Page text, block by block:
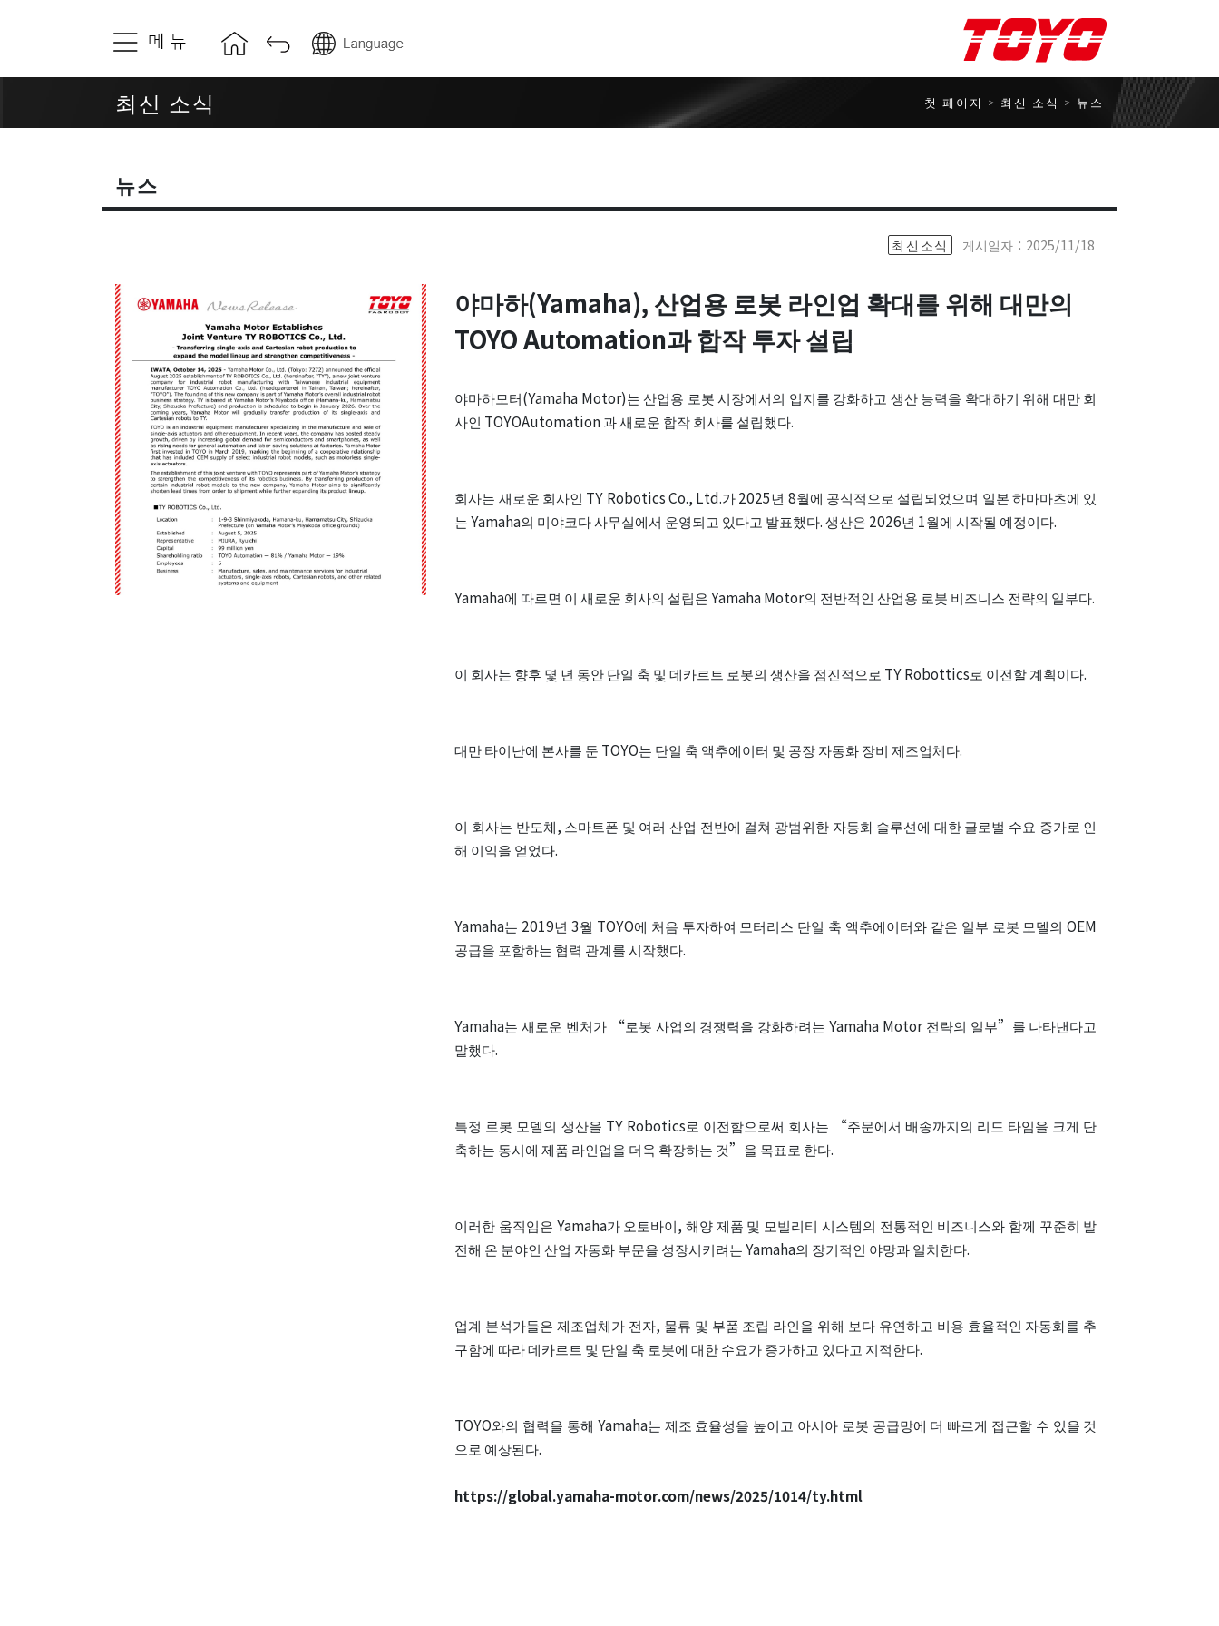
TOYO 에 대하여
회사 연혁
글로벌 거점
뉴스
이벤트 소식
회사 공고
제품 소식
액추에이터 모듈
전동 실린더
리니어모터
나노 에어베어링 스테이지
나노 에어베어링 리니어 스
테이지
초정밀 에어베어링 단축 스
테이지
데스크탑 로봇
컨트롤러
카탈로그
사용 설명서
모델선택
Contact Us
연락처
Toyo Nano System Co.,
ECON ROBOT INC.
토요로보틱스 코리아
최신 소식 첫 페이지 > 최신 소식 > 뉴스
뉴스
최신소식 게시일자：2025/11/18
야마하(Yamaha), 산업용 로봇 라인업 확대를 위해 대만의
TOYO Automation과 합작 투자 설립
야마하모터(Yamaha Motor)는 산업용 로봇 시장에서의 입지를 강화하고 생산 능력을 확대하기 위해 대만 회
사인 TOYOAutomation 과 새로운 합작 회사를 설립했다.
회사는 새로운 회사인 TY Robotics Co., Ltd.가 2025년 8월에 공식적으로 설립되었으며 일본 하마마츠에 있
는 Yamaha의 미야코다 사무실에서 운영되고 있다고 발표했다. 생산은 2026년 1월에 시작될 예정이다.
Yamaha에 따르면 이 새로운 회사의 설립은 Yamaha Motor의 전반적인 산업용 로봇 비즈니스 전략의 일부다.
이 회사는 향후 몇 년 동안 단일 축 및 데카르트 로봇의 생산을 점진적으로 TY Robottics로 이전할 계획이다.
대만 타이난에 본사를 둔 TOYO는 단일 축 액추에이터 및 공장 자동화 장비 제조업체다.
이 회사는 반도체, 스마트폰 및 여러 산업 전반에 걸쳐 광범위한 자동화 솔루션에 대한 글로벌 수요 증가로 인
해 이익을 얻었다.
Yamaha는 2019년 3월 TOYO에 처음 투자하여 모터리스 단일 축 액추에이터와 같은 일부 로봇 모델의 OEM
공급을 포함하는 협력 관계를 시작했다.
Yamaha는 새로운 벤처가 “로봇 사업의 경쟁력을 강화하려는 Yamaha Motor 전략의 일부”를 나타낸다고
말했다.
특정 로봇 모델의 생산을 TY Robotics로 이전함으로써 회사는 “주문에서 배송까지의 리드 타임을 크게 단
축하는 동시에 제품 라인업을 더욱 확장하는 것”을 목표로 한다.
이러한 움직임은 Yamaha가 오토바이, 해양 제품 및 모빌리티 시스템의 전통적인 비즈니스와 함께 꾸준히 발
전해 온 분야인 산업 자동화 부문을 성장시키려는 Yamaha의 장기적인 야망과 일치한다.
업계 분석가들은 제조업체가 전자, 물류 및 부품 조립 라인을 위해 보다 유연하고 비용 효율적인 자동화를 추
구함에 따라 데카르트 및 단일 축 로봇에 대한 수요가 증가하고 있다고 지적한다.
TOYO와의 협력을 통해 Yamaha는 제조 효율성을 높이고 아시아 로봇 공급망에 더 빠르게 접근할 수 있을 것
으로 예상된다.
https://global.yamaha-motor.com/news/2025/1014/ty.html